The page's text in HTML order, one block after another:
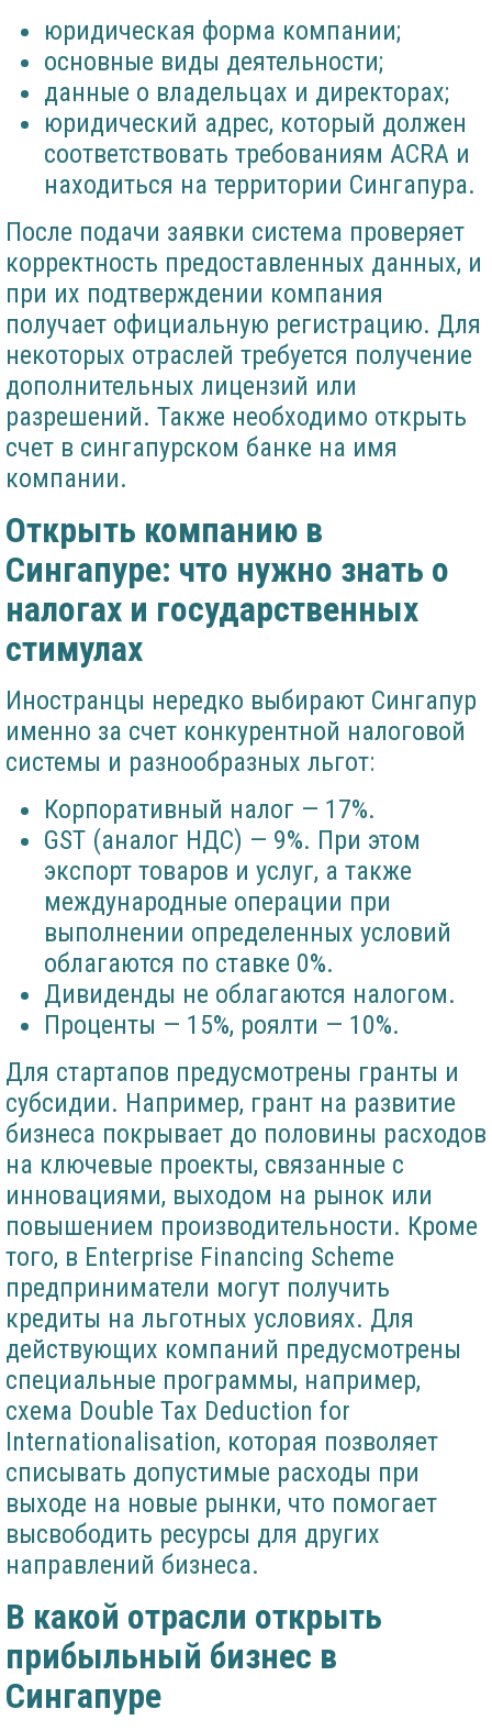
юридическая форма компании;
основные виды деятельности;
данные о владельцах и директорах;
юридический адрес, который должен
соответствовать требованиям ACRA и
находиться на территории Сингапура.
После подачи заявки система проверяет
корректность предоставленных данных, и
при их подтверждении компания
получает официальную регистрацию. Для
некоторых отраслей требуется получение
дополнительных лицензий или
разрешений. Также необходимо открыть
счет в сингапурском банке на имя
компании.
Открыть компанию в
Сингапуре: что нужно знать о
налогах и государственных
стимулах
Иностранцы нередко выбирают Сингапур
именно за счет конкурентной налоговой
системы и разнообразных льгот:
Корпоративный налог — 17%.
GST (аналог НДС) — 9%. При этом
экспорт товаров и услуг, а также
международные операции при
выполнении определенных условий
облагаются по ставке 0%.
Дивиденды не облагаются налогом.
Проценты — 15%, роялти — 10%.
Для стартапов предусмотрены гранты и
субсидии. Например, грант на развитие
бизнеса покрывает до половины расходов
на ключевые проекты, связанные с
инновациями, выходом на рынок или
повышением производительности. Кроме
того, в Enterprise Financing Scheme
предприниматели могут получить
кредиты на льготных условиях. Для
действующих компаний предусмотрены
специальные программы, например,
схема Double Tax Deduction for
Internationalisation, которая позволяет
списывать допустимые расходы при
выходе на новые рынки, что помогает
высвободить ресурсы для других
направлений бизнеса.
В какой отрасли открыть
прибыльный бизнес в
Сингапуре